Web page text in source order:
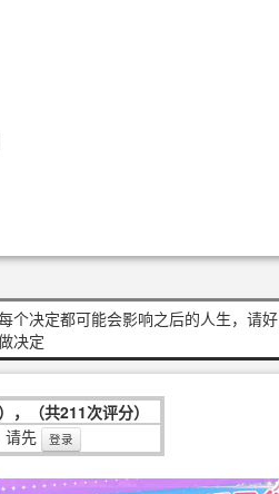
个决定都可能会影响之后的人生，请好
决定
，（共211次评分）
请先
登录